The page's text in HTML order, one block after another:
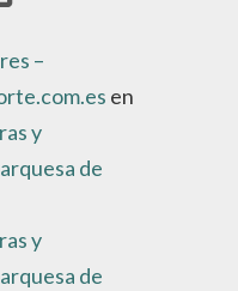
–
en
y
de
y
de